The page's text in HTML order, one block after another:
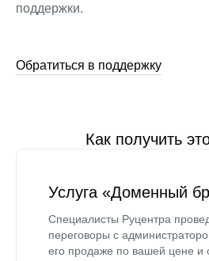
поддержки.
Обратиться в поддержку
Как получить
Услуга «Доменный
Специалисты Руцентра
переговоры с
его продаже по вашей цене и